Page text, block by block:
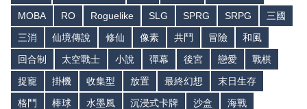
MOBA
RO Roguelike SLG SPRG SRPG
三國
三消
仙境傳說 修仙 像素 共鬥 冒險
和風
回合制
太空戰士 小說 彈幕 後宮 戀愛
戰棋
捉寵
掛機 收集型 放置 最終幻想
末日生存
格鬥
棒球 水墨風 沉浸式卡牌 沙盒
海戰